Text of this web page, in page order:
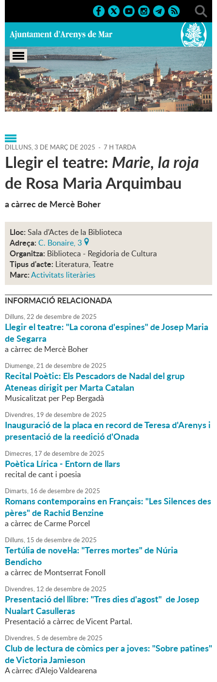
Portada > Agenda > 03-03-
2025 > Marcs > Culturals > 2025 > Activitats literàries
DILLUNS,3 DE MARÇ DE 2025 - 7 H TARDA
Llegir el teatre: Marie, la roja
de Rosa Maria Arquimbau
a càrrec de Mercè Boher
Lloc: Sala d'Actes de la Biblioteca
Adreça: C. Bonaire, 3
Organitza: Biblioteca - Regidoria de Cultura
Tipus d'acte: Literatura, Teatre
Marc:Activitats literàries
INFORMACIÓ RELACIONADA
Dilluns,22 dedesembrede2025
Llegir el teatre: "La corona d'espines" de Josep Maria
de Segarra
a càrrec de Mercè Boher
Diumenge,21 dedesembrede2025
Recital Poètic: Els Pescadors de Nadal del grup
Ateneas dirigit per Marta Catalan
Musicalitzat per Pep Bergadà
Divendres, 19 dedesembrede2025
Inauguració de la placa en record de Teresa d'Arenys i
presentació de la reedició d'Onada
Dimecres, 17 dedesembrede2025
Poètica Lírica - Entorn de llars
recital de cant i poesia
Dimarts, 16 dedesembrede2025
Romans contemporains en Français: "Les Silences des
pères" de Rachid Benzine
a càrrec de Carme Porcel
Dilluns, 15 dedesembrede2025
Tertúlia de novel·la: "Terres mortes" de Núria
Bendicho
a càrrec de Montserrat Fonoll
Divendres, 12 dedesembrede2025
Presentació del llibre: "Tres dies d'agost" de Josep
Nualart Casulleras
Presentació a càrrec de Vicent Partal.
Divendres, 5 dedesembrede2025
Club de lectura de còmics per a joves: "Sobre patines"
de Victoria Jamieson
A càrrec d'Alejo Valdearena